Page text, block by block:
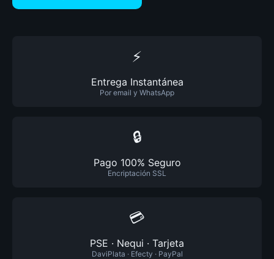
⚡
Entrega Instantánea
Por email y WhatsApp
🔒
Pago 100% Seguro
Encriptación SSL
💳
PSE · Nequi · Tarjeta
DaviPlata · Efecty · PayPal